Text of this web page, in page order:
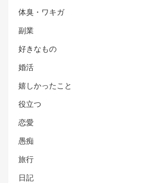
体臭・ワキガ
副業
好きなもの
婚活
嬉しかったこと
役立つ
恋愛
愚痴
旅行
日記